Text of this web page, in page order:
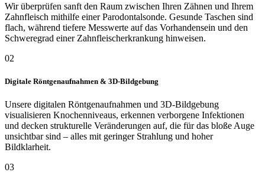
Wir überprüfen sanft den Raum zwischen Ihren Zähnen und Ihrem
Zahnfleisch mithilfe einer Parodontalsonde. Gesunde Taschen sind
flach, während tiefere Messwerte auf das Vorhandensein und den
Schweregrad einer Zahnfleischerkrankung hinweisen.
02
Digitale Röntgenaufnahmen & 3D-Bildgebung
Unsere digitalen Röntgenaufnahmen und 3D-Bildgebung
visualisieren Knochenniveaus, erkennen verborgene Infektionen
und decken strukturelle Veränderungen auf, die für das bloße Auge
unsichtbar sind – alles mit geringer Strahlung und hoher
Bildklarheit.
03